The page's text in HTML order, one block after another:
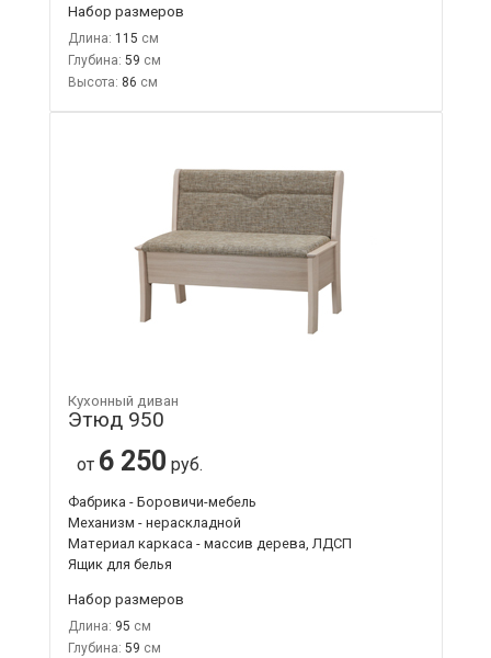
Набор размеров
Длина: 115
Глубина: 59
Высота: 86
Кухонный диван
Этюд 950
от 6 250 руб.
Фабрика - Боровичи-мебель
Механизм - нераскладной
Материал каркаса - массив дерева, ЛДСП
Ящик для белья
Набор размеров
Длина: 95
Глубина: 59